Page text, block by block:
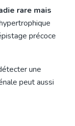
rare mais
précoce
une
peut aussi